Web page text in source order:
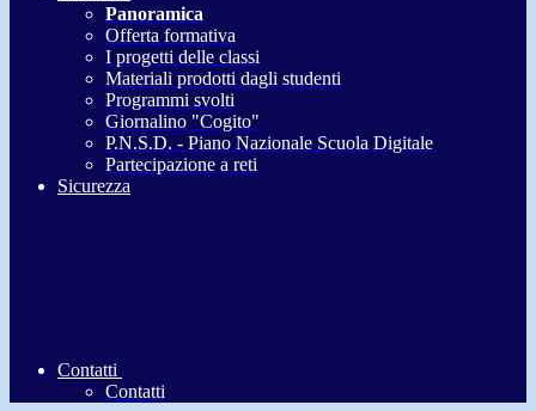
Panoramica
Offerta formativa
I progetti delle classi
Materiali prodotti dagli studenti
Programmi svolti
Giornalino "Cogito"
P.N.S.D. - Piano Nazionale Scuola Digitale
Partecipazione a reti
Sicurezza
Contatti
Contatti